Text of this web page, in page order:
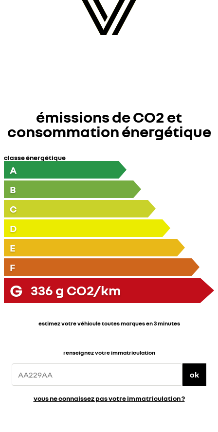
émissions de CO2 et
consommation énergétique
classe énergétique
A
B
C
D
E
F
G 336 g CO2/km
estimez votre véhicule toutes marques en 3 minutes
renseignez votre immatriculation
ok
vous ne connaissez pas votre immatriculation ?